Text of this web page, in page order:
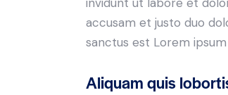
accusam et justo duo
sanctus est Lorem
Aliquam quis